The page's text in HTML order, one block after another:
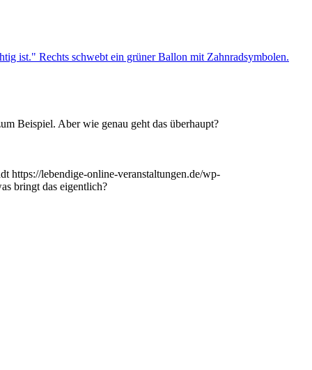
Beispiel. Aber wie genau geht das überhaupt?
https://lebendige-online-veranstaltungen.de/wp-
bringt das eigentlich?